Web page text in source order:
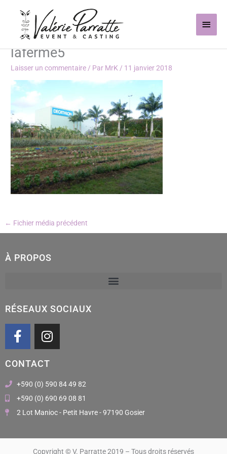
contenu
Menu
laferme5
Laisser un commentaire / Par MrK / 11 janvier 2018
← Fichier média précédent
À PROPOS
RÉSEAUX SOCIAUX
F
a
e
b
o
o
k
I
n
t
a
g
r
a
CONTACT
+590 (0) 590 84 49 82
+590 (0) 690 69 08 81
2 Lot Manioc - Petit Havre - 97190 Gosier
Copyright © V. Parratte 2019 – Tous droits réservés